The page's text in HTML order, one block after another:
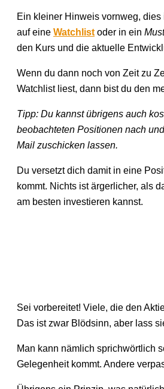
Ein kleiner Hinweis vornweg,
auf eine Watchlistoder in ein
den Kurs und die aktuelle
Wenn du dann noch von Zeit zu
Watchlist liest, dann bist du den
Tipp: Du kannst übrigens auch
beobachteten Positionen nach
Mail zuschicken lassen.
Du versetzt dich damit in eine
kommt. Nichts ist ärgerlicher, als
am besten investieren kannst.
Sei vorbereitet! Viele, die den
Das ist zwar Blödsinn, aber lass
Man kann nämlich sprichwörtlich
Gelegenheit kommt. Andere